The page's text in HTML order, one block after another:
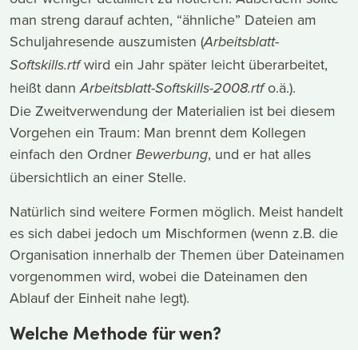
man streng darauf achten, “ähnliche” Dateien am
Schuljahresende auszumisten (Arbeitsblatt-
Softskills.rtfwird ein Jahr später leicht überarbeitet,
heißt dannArbeitsblatt-Softskills-2008.rtfo.ä.).
Die Zweitverwendung der Materialien ist bei diesem
Vorgehen ein Traum: Man brennt dem Kollegen
einfach den Ordner Bewerbung, und er hat alles
übersichtlich an einer Stelle.
Natürlich sind weitere Formen möglich. Meist handelt
es sich dabei jedoch um Mischformen (wenn z.B. die
Organisation innerhalb der Themen über Dateinamen
vorgenommen wird, wobei die Dateinamen den
Ablauf der Einheit nahe legt).
Welche Methode für wen?